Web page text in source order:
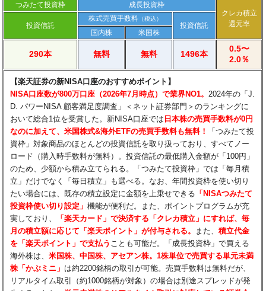
つみたて投資枠
成長投資枠
クレカ積立
還元率
投資信託
株式売買手数料（税込）
投資信託
国内株
米国株
290本 無料 無料 1496本
0.5〜
2.0％
【楽天証券の新NISA口座のおすすめポイント】
NISA口座数が800万口座（2026年7月時点）で業界NO1。2024年の「J.
D. パワーNISA 顧客満足度調査」＜ネット証券部門＞のランキングに
おいて総合1位を受賞した。新NISA口座では 日本株の売買手数料が0円
なのに加えて、米国株式&海外ETFの売買手数料も無料！
「つみたて投
資枠」対象商品のほとんどの投資信託を取り扱っており、すべてノー
ロード（購入時手数料が無料）。投資信託の最低購入金額が「100円」
のため、少額から積み立てられる。「つみたて投資枠」では「毎月積
立」だけでなく「毎日積立」も選べる。なお、年間投資枠を使い切り
たい場合には、既存の積立設定に金額を上乗せできる 「NISAつみたて
投資枠使い切り設定」機能が便利だ。また、ポイントプログラムが充
実しており、
「楽天カード」で決済する「クレカ積立」にすれば、毎
月の積立額に応じて「楽天ポイント」が付与される。
また、積立代金
を「楽天ポイント」で支払う ことも可能だ。「成長投資枠」で買える
海外株は、米国株、中国株、アセアン株。1株単位で売買する単元未満
株「かぶミニ」 は約2200銘柄の取引が可能。売買手数料は無料だが、
リアルタイム取引（約1000銘柄が対象）の場合は別途スプレッドが発